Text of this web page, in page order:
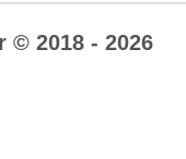
© 2018 - 2026